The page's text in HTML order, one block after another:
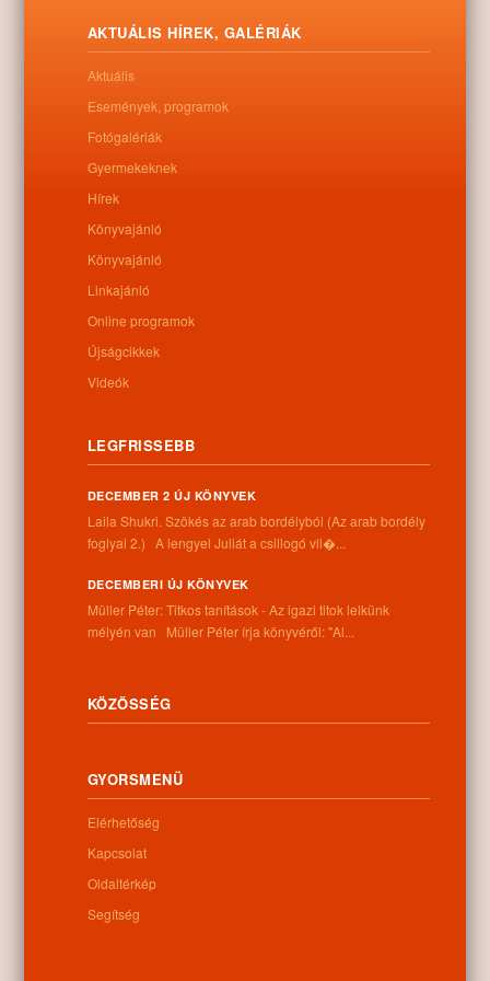
Letöltés
0
Kapcsolódó anyagok
Kategóriák:
Információk
4262 Nyíracsád, Kassai u. 4.
Telefon:
+36 52 206 031
Kedd: 9:00-12:00 13:00-16:30
Szerda: 9:00-12:00 13:00-16:30
Szombat: 9:00-12:00
Vasárnap: zárva
Hírlevél
AKTUÁLIS HÍREK, GALÉRIÁK
Aktuális
Események, programok
Fotógalériák
Gyermekeknek
Hírek
Könyvajánló
Könyvajánló
Linkajánló
Online programok
Újságcikkek
Videók
LEGFRISSEBB
DECEMBER 2 ÚJ KÖNYVEK
Laila Shukri. Szökés ​az arab bordélyból (Az arab bordély
foglyai 2.) A lengyel Juliát a csillogó vil�...
DECEMBERI ÚJ KÖNYVEK
Müller Péter: Titkos tanítások - Az igazi titok lelkünk
mélyén van Müller Péter írja könyvéről: "Al...
KÖZÖSSÉG
GYORSMENÜ
Elérhetőség
Kapcsolat
Oldaltérkép
Segítség